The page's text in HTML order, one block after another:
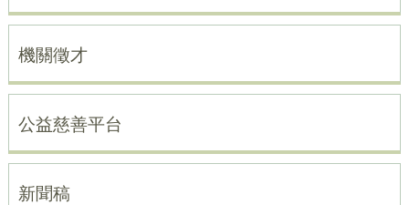
機關徵才
公益慈善平台
新聞稿